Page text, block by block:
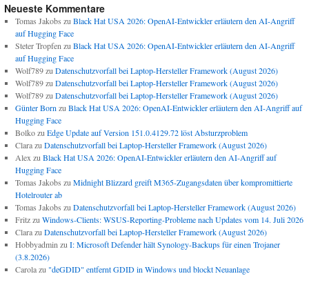
Neueste Kommentare
Tomas Jakobs zu Black Hat USA 2026: OpenAI-Entwickler erläutern den AI-Angriff
auf Hugging Face
Steter Tropfen zu Black Hat USA 2026: OpenAI-Entwickler erläutern den AI-Angriff
auf Hugging Face
Wolf789zu Datenschutzvorfall bei Laptop-Hersteller Framework (August 2026)
Wolf789zu Datenschutzvorfall bei Laptop-Hersteller Framework (August 2026)
Wolf789zu Datenschutzvorfall bei Laptop-Hersteller Framework (August 2026)
Günter Born zu Black Hat USA 2026: OpenAI-Entwickler erläutern den AI-Angriff auf
Hugging Face
Bolkozu Edge Update auf Version 151.0.4129.72 löst Absturzproblem
Clarazu Datenschutzvorfall bei Laptop-Hersteller Framework (August 2026)
Alex zu Black Hat USA 2026: OpenAI-Entwickler erläutern den AI-Angriff auf
Hugging Face
Tomas Jakobs zu Midnight Blizzard greift M365-Zugangsdaten über kompromittierte
Hotelrouter ab
Tomas Jakobs zu Datenschutzvorfall bei Laptop-Hersteller Framework (August 2026)
Fritzzu Windows-Clients: WSUS-Reporting-Probleme nach Updates vom 14. Juli 2026
Clarazu Datenschutzvorfall bei Laptop-Hersteller Framework (August 2026)
Hobbyadmin zu I: Microsoft Defender hält Synology-Backups für einen Trojaner
(3.8.2026)
Carolazu "deGDID" entfernt GDID in Windows und blockt Neuanlage